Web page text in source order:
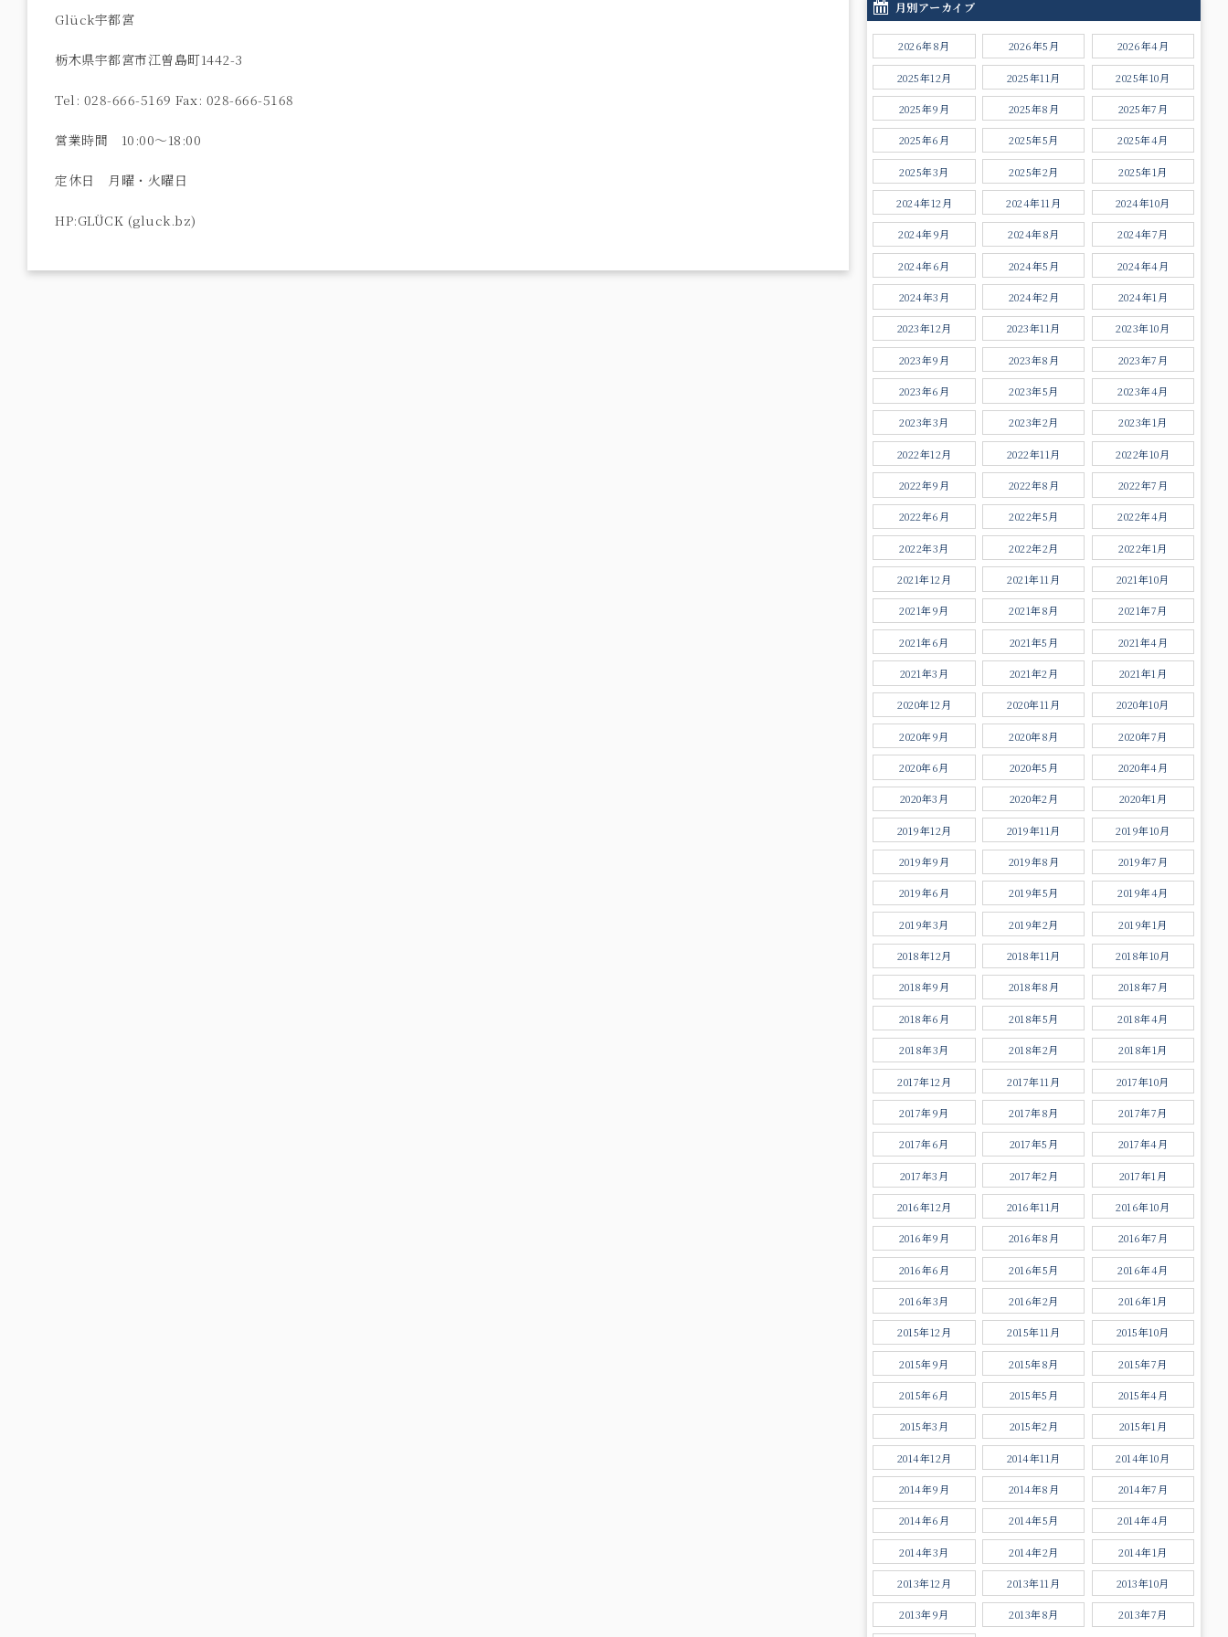
Glück宇都宮
栃木県宇都宮市江曽島町1442-3
Tel: 028-666-5169 Fax: 028-666-5168
営業時間 10:00〜18:00
定休日 月曜・火曜日
HP:GLÜCK (gluck.bz)
月別アーカイブ
2026年8月 2026年5月 2026年4月
2025年12月 2025年11月 2025年10月
2025年9月 2025年8月 2025年7月
2025年6月 2025年5月 2025年4月
2025年3月 2025年2月 2025年1月
2024年12月 2024年11月 2024年10月
2024年9月 2024年8月 2024年7月
2024年6月 2024年5月 2024年4月
2024年3月 2024年2月 2024年1月
2023年12月 2023年11月 2023年10月
2023年9月 2023年8月 2023年7月
2023年6月 2023年5月 2023年4月
2023年3月 2023年2月 2023年1月
2022年12月 2022年11月 2022年10月
2022年9月 2022年8月 2022年7月
2022年6月 2022年5月 2022年4月
2022年3月 2022年2月 2022年1月
2021年12月 2021年11月 2021年10月
2021年9月 2021年8月 2021年7月
2021年6月 2021年5月 2021年4月
2021年3月 2021年2月 2021年1月
2020年12月 2020年11月 2020年10月
2020年9月 2020年8月 2020年7月
2020年6月 2020年5月 2020年4月
2020年3月 2020年2月 2020年1月
2019年12月 2019年11月 2019年10月
2019年9月 2019年8月 2019年7月
2019年6月 2019年5月 2019年4月
2019年3月 2019年2月 2019年1月
2018年12月 2018年11月 2018年10月
2018年9月 2018年8月 2018年7月
2018年6月 2018年5月 2018年4月
2018年3月 2018年2月 2018年1月
2017年12月 2017年11月 2017年10月
2017年9月 2017年8月 2017年7月
2017年6月 2017年5月 2017年4月
2017年3月 2017年2月 2017年1月
2016年12月 2016年11月 2016年10月
2016年9月 2016年8月 2016年7月
2016年6月 2016年5月 2016年4月
2016年3月 2016年2月 2016年1月
2015年12月 2015年11月 2015年10月
2015年9月 2015年8月 2015年7月
2015年6月 2015年5月 2015年4月
2015年3月 2015年2月 2015年1月
2014年12月 2014年11月 2014年10月
2014年9月 2014年8月 2014年7月
2014年6月 2014年5月 2014年4月
2014年3月 2014年2月 2014年1月
2013年12月 2013年11月 2013年10月
2013年9月 2013年8月 2013年7月